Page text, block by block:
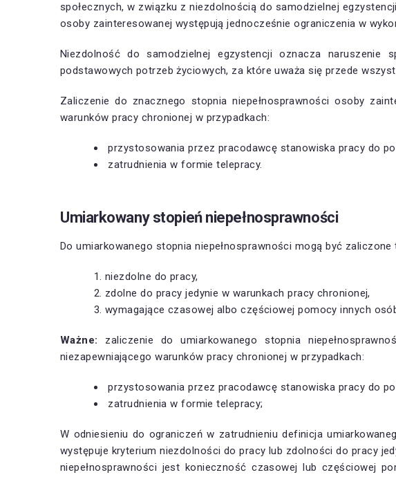
społecznych, w związku z niezdolnością do samodzielnej
osoby zainteresowanej występują jednocześnie ograniczenia w
Niezdolność do samodzielnej egzystencji oznacza naruszenie
podstawowych potrzeb życiowych, za które uważa się przede
Zaliczenie do znacznego stopnia niepełnosprawności osoby
warunków pracy chronionej w przypadkach:
przystosowania przez pracodawcę stanowiska pracy do
zatrudnienia w formie telepracy.
Umiarkowany stopień niepełnosprawności
Do umiarkowanego stopnia niepełnosprawności mogą być
niezdolne do pracy,
zdolne do pracy jedynie w warunkach pracy chronionej,
wymagające czasowej albo częściowej pomocy innych
Ważne: zaliczenie do umiarkowanego stopnia
niezapewniającego warunków pracy chronionej w przypadkach:
przystosowania przez pracodawcę stanowiska pracy do
zatrudnienia w formie telepracy;
W odniesieniu do ograniczeń w zatrudnieniu definicja
występuje kryterium niezdolności do pracy lub zdolności do pracy
niepełnosprawności jest konieczność czasowej lub częściowej